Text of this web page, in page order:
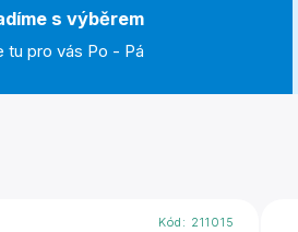
s výběrem
tu pro vás Po - Pá
Kód: 211015